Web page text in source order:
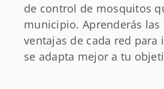
de control de mosquitos
municipio. Aprenderás
ventajas de cada red para
se adapta mejor a tu